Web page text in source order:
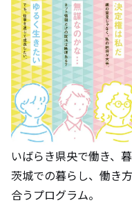
いばらき県央で働き、
茨城での暮らし、働き
合うプログラム。